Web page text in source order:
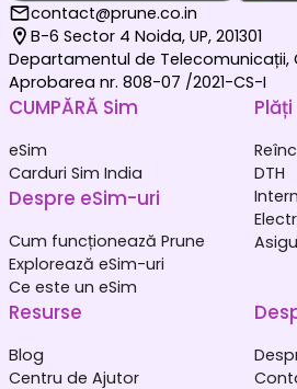
contact@prune.co.in
B-6 Sector 4 Noida, UP, 201301
Departamentul de Telecomunicații,
Aprobarea nr. 808-07 /2021-CS-I
CUMPĂRĂ Sim
eSim
Carduri Sim India
Despre eSim-uri
Cum funcționează Prune
Explorează eSim-uri
Ce este un eSim
DTH
Resurse
Blog
Centru de Ajutor